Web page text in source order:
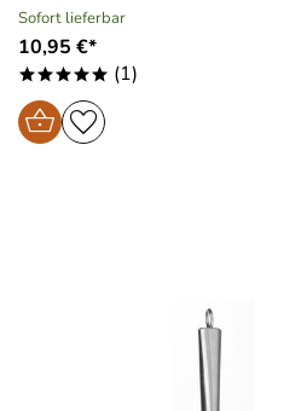
Sofort lieferbar
10,95 €*
***** (1)